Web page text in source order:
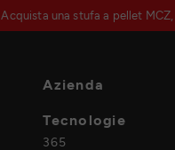
Acquista una stufa a pellet MCZ,
Azienda
Tecnologie
365